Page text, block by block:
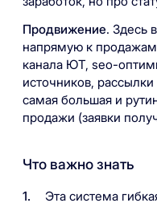
Продвижение. Здесь
напрямую к
канала ЮТ, seo-
источников,
самая большая и
продажи (заявки
Что важно знать
Эта система